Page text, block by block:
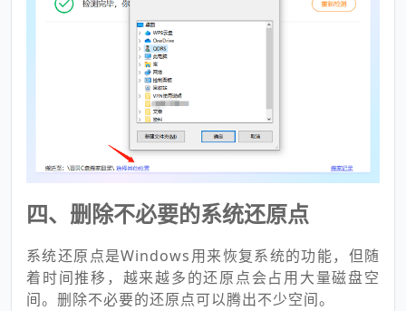
四、删除不必要的系统还原点
系统还原点是Windows用来恢复系统的功能，但随
着时间推移，越来越多的还原点会占用大量磁盘空
间。删除不必要的还原点可以腾出不少空间。